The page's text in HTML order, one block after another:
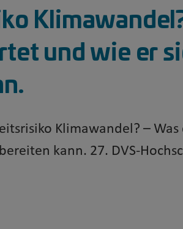
und wie er
Klimawandel? –
kann. 27. DVS-